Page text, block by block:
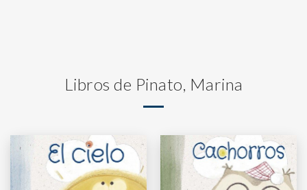
Libros de Pinato, Marina